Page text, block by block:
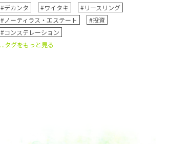
#デカンタ
#ワイタキ
#リースリング
#ノーティラス・エステート
#投資
#コンステレーション
...タグをもっと見る